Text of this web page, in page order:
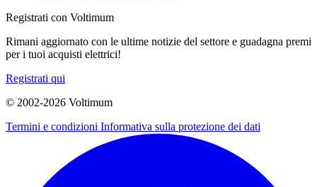
Registrati con Voltimum
Rimani aggiornato con le ultime notizie del settore e guadagna premi
per i tuoi acquisti elettrici!
Registrati qui
© 2002-2026 Voltimum
Termini e condizioni Informativa sulla protezione dei dati